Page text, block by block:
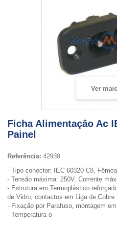
Ver
Ficha Alimentaçâo Ac
Painel
Referência: 42939
- Tipo conector: IEC 60320 C8,
- Tensão máxima: 250V, Corrente
- Estrutura em Termoplástico
de Vidro, contactos em Liga de Cobre
- Fixação por Parafuso, montagem em
- Temperatura o